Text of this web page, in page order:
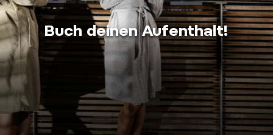
Buch deinen Aufenthalt!